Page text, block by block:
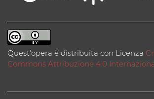
Quest'opera è distribuita con Licenza
Commons Attribuzione 4.0